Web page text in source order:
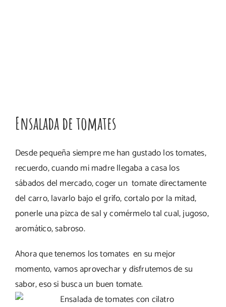
Ensalada de tomates
Desde pequeña siempre me han gustado los tomates,
recuerdo, cuando mi madre llegaba a casa los
sábados del mercado, coger un tomate directamente
del carro, lavarlo bajo el grifo, cortalo por la mitad,
ponerle una pizca de sal y comérmelo tal cual, jugoso,
aromático, sabroso.
Ahora que tenemos los tomates en su mejor
momento, vamos aprovechar y disfrutemos de su
sabor, eso si busca un buen tomate.